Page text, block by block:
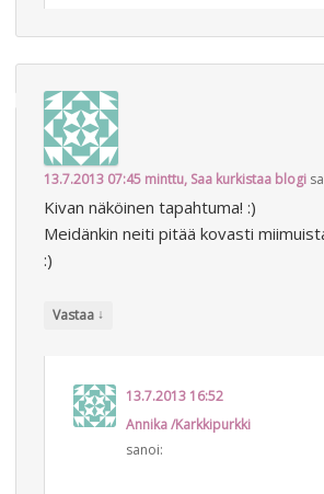
13.7.2013 07:45 minttu, Saa kurkistaa blogi
Kivan näköinen tapahtuma! :)
Meidänkin neiti pitää kovasti
:)
Vastaa ↓
13.7.2013 16:52
Annika /Karkkipurkki
sanoi: